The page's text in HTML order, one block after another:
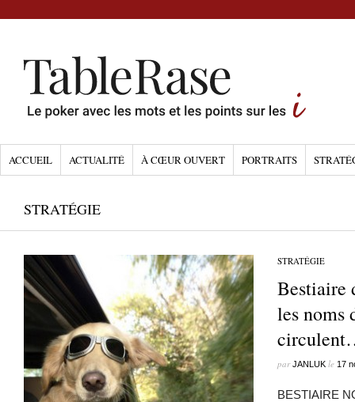
ACCUEIL ACTUALITÉ À CŒUR OUVERT PORTRAITS
STRATÉGIE
STRATÉGIE
Bestiaire
les noms
parJANLUK le 17
BESTIAIRE